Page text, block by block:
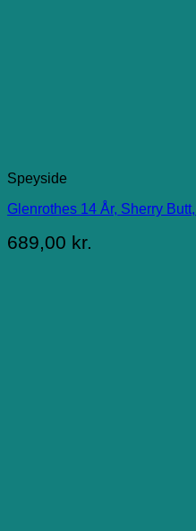
Speyside
Glenrothes 14 År, Sherry
689,00 kr.